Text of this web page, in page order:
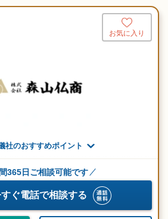
お気に入り
社のおすすめポイント
365日ご相談可能です
ぐ電話で相談する